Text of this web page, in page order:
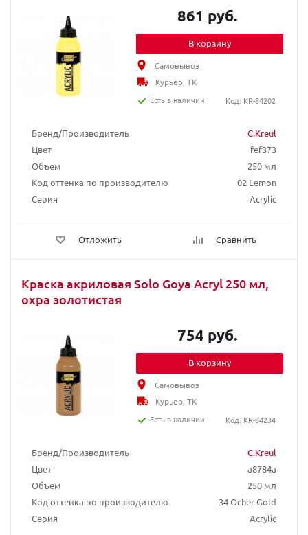
Бренд/Производитель
C.Kreul
Цвет
fef373
Объем
250 мл
Код оттенка по производителю
02 Lemon
Серия
Acrylic
Отложить Сравнить
861 руб.
В корзину
Самовывоз
Курьер, ТК
Есть в наличии
Код: KR-84202
Краска акриловая Solo Goya Acryl 250 мл,
охра золотистая
Бренд/Производитель
C.Kreul
Цвет
a8784a
Объем
250 мл
Код оттенка по производителю
34 Ocher Gold
Серия
Acrylic
754 руб.
В корзину
Самовывоз
Курьер, ТК
Есть в наличии
Код: KR-84234